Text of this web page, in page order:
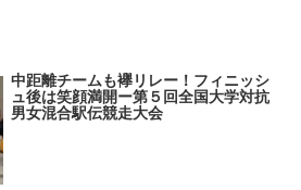
中距離チームも襷リレー！フィニッシ
ュ後は笑顔満開ー第５回全国大学対抗
男女混合駅伝競走大会